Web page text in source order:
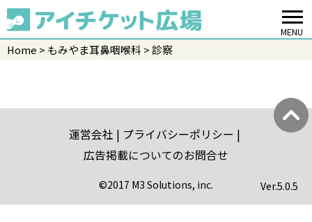
MENU
Home もみやま耳鼻咽喉科 診察
運営会社
プライバシーポリシー
広告掲載についてのお問合せ
©2017 M3 Solutions, inc. Ver.5.0.5